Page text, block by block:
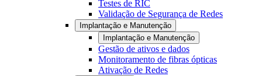
Testes de RIC
Validação de Segurança de Redes
Implantação e Manutenção
Implantação e Manutenção
Gestão de ativos e dados
Monitoramento de fibras ópticas
Ativação de Redes